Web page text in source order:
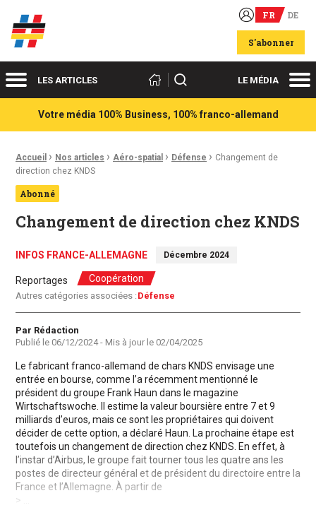
Acteurs du franco-allemand FR DE
S'abonner
MenuLES ARTICLES Rechercher LE MÉDIA
Votre média 100% Business, 100% franco-allemand
Fil d'Ariane :
Accueil › Nos articles › Aéro-spatial › Défense › Changement de
direction chez KNDS
Abonné
Changement de direction chez KNDS
INFOS FRANCE-ALLEMAGNE Décembre 2024
Reportages Coopération
Autres catégories associées : Défense
Auteur
Par Rédaction
Publié le 06/12/2024- Mis à jour le 02/04/2025
Le fabricant franco-allemand de chars KNDS envisage une
entrée en bourse, comme l’a récemment mentionné le
président du groupe Frank Haun dans le magazine
Wirtschaftswoche. Il estime la valeur boursière entre 7 et 9
milliards d’euros, mais ce sont les propriétaires qui doivent
décider de cette option, a déclaré Haun. La prochaine étape est
toutefois un changement de direction chez KNDS. En effet, à
l’instar d’Airbus, le groupe fait tourner tous les quatre ans les
postes de directeur général et de président du directoire entre la
France et l’Allemagne. À partir de
> ...